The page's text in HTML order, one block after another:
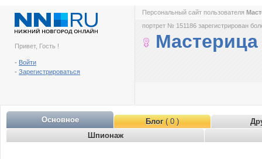
Привет, Гость !
- Войти
- Зарегистрироваться
Персональный сайт пользователя
портрет № 151186 зарегистрирован
Мастерица
Основное Блог( 0 )
Шпионаж